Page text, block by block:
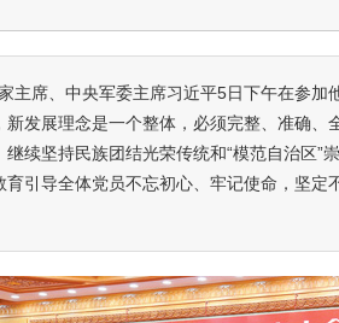
主席、中央军委主席习近平5日下午在参加
发展理念是一个整体，必须完整、准确、
续坚持民族团结光荣传统和“模范自治区”
引导全体党员不忘初心、牢记使命，坚定